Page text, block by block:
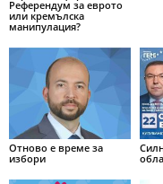
Референдум за еврото
или кремълска
манипулация?
Отново е време за
избори